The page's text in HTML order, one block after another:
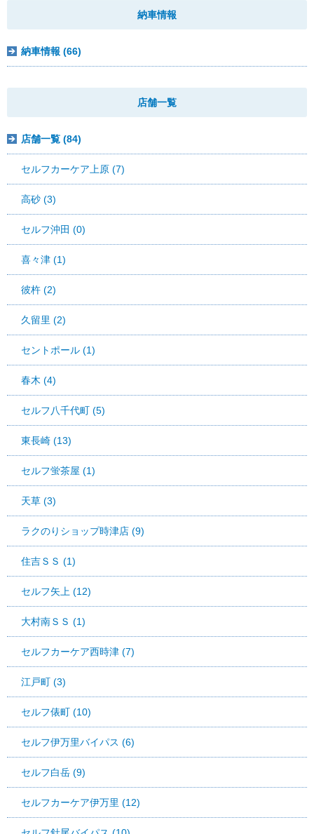
納車情報
納車情報 (66)
店舗一覧
店舗一覧 (84)
セルフカーケア上原 (7)
高砂 (3)
セルフ沖田 (0)
喜々津 (1)
彼杵 (2)
久留里 (2)
セントポール (1)
春木 (4)
セルフ八千代町 (5)
東長崎 (13)
セルフ蛍茶屋 (1)
天草 (3)
ラクのりショップ時津店 (9)
住吉ＳＳ (1)
セルフ矢上 (12)
大村南ＳＳ (1)
セルフカーケア西時津 (7)
江戸町 (3)
セルフ俵町 (10)
セルフ伊万里バイパス (6)
セルフ白岳 (9)
セルフカーケア伊万里 (12)